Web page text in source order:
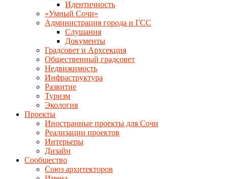
Идентичность
«Умный Сочи»
Администрация города и ГСС
Слушания
Документы
Градсовет и Архсекция
Общественный градсовет
Недвижимость
Инфраструктура
Развитие
Туризм
Экология
Проекты
Иностранные проекты для Сочи
Реализации проектов
Интерьеры
Дизайн
Сообщество
Союз архитекторов